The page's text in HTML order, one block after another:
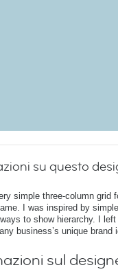
su questo
simple three-column
I was inspired by
to show hierarchy. I
business’s unique brand
sul